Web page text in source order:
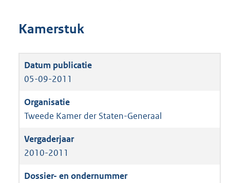
Kamerstuk
05-09-2011
Tweede Kamer der Staten-Generaal
2010-2011